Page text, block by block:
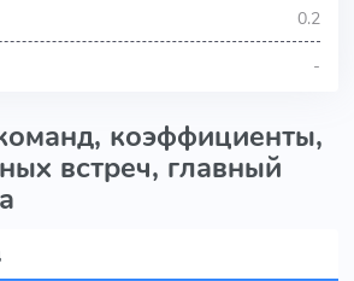
0.2
-
коэффициенты,
встреч, главный